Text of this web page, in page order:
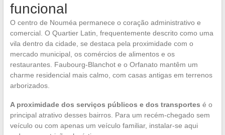
funcional
O centro de Nouméa permanece o coração administrativo e
comercial. O Quartier Latin, frequentemente descrito como uma
vila dentro da cidade, se destaca pela proximidade com o
mercado municipal, os comércios de alimentos e os
restaurantes. Faubourg-Blanchot e o Orfanato mantêm um
charme residencial mais calmo, com casas antigas em terrenos
arborizados.
A proximidade dos serviços públicos e dos transportes é o
principal atrativo desses bairros. Para um recém-chegado sem
veículo ou com apenas um veículo familiar, instalar-se aqui